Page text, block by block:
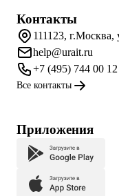
Контакты
111123, г.Москва,
help@urait.ru
+7 (495) 744 00 12
Все контакты
Приложения